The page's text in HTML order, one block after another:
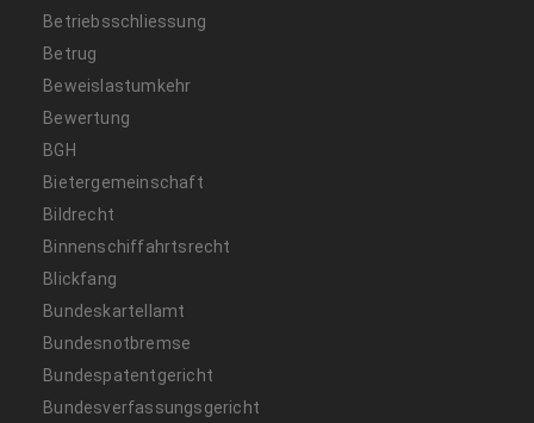
Betriebsschliessung
Betrug
Beweislastumkehr
Bewertung
BGH
Bietergemeinschaft
Bildrecht
Binnenschiffahrtsrecht
Blickfang
Bundeskartellamt
Bundesnotbremse
Bundespatentgericht
Bundesverfassungsgericht